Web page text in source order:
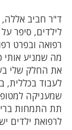
ד"ר חביב
לילדים, סיפר
רפואה ובפרט
מה שמניע אותי
את החלק שלי
לעבוד בכללית,
שמעניקה
תת התמחות
לרפואת ילדים